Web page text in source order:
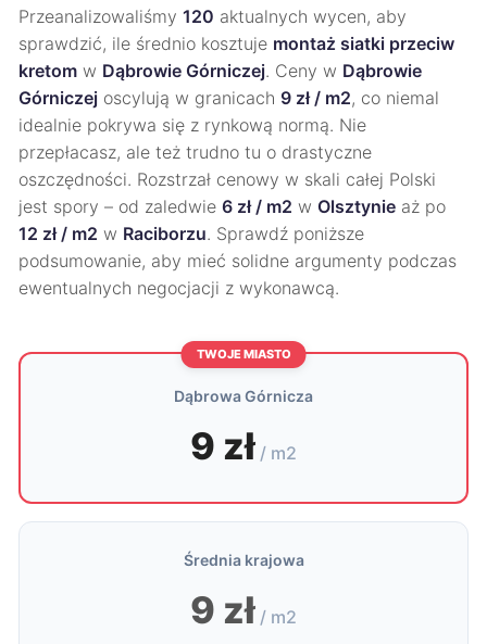
Przeanalizowaliśmy 120 aktualnych wycen, aby
sprawdzić, ile średnio kosztuje montaż siatki przeciw
kretom w Dąbrowie Górniczej. Ceny w Dąbrowie
Górniczej oscylują w granicach 9 zł / m2, co niemal
idealnie pokrywa się z rynkową normą. Nie
przepłacasz, ale też trudno tu o drastyczne
oszczędności. Rozstrzał cenowy w skali całej Polski
jest spory – od zaledwie 6 zł / m2 w Olsztynie aż po
12 zł / m2 w Raciborzu. Sprawdź poniższe
podsumowanie, aby mieć solidne argumenty podczas
ewentualnych negocjacji z wykonawcą.
TWOJE MIASTO
Dąbrowa Górnicza
9 zł / m2
Średnia krajowa
9 zł / m2